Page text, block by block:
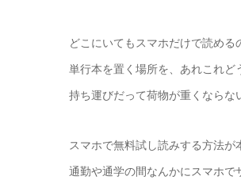
どこにいてもスマホだけで読める
単行本を置く場所を、あれこれど
持ち運びだって荷物が重くならな
スマホで無料試し読みする方法が
通勤や通学の間なんかにスマホで